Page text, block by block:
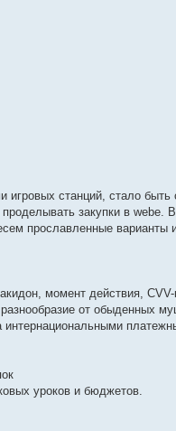
игровых станций, стало быть
закупки в webе.
прославленные варианты
момент действия, CVV-
разнообразие от обыденных
интернациональными
уроков и бюджетов.